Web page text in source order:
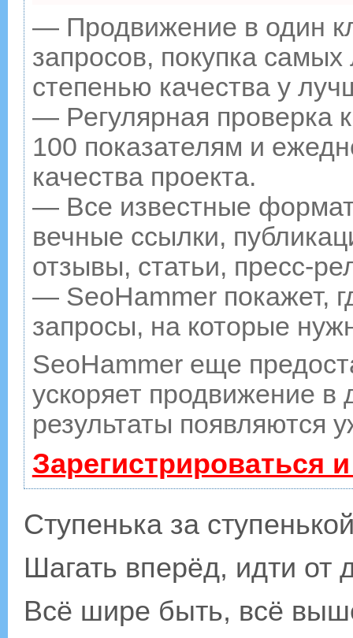
— Продвижение в один
запросов, покупка
степенью качества у
— Регулярная проверка
100 показателям и
качества проекта.
— Все известные
вечные ссылки,
отзывы, статьи, пресс-
— SeoHammer покажет,
запросы, на которые
SeoHammer еще
ускоряет продвижение в
результаты появляются
Зарегистрироваться
Ступенька за
Шагать вперёд, идти от
Всё шире быть, всё